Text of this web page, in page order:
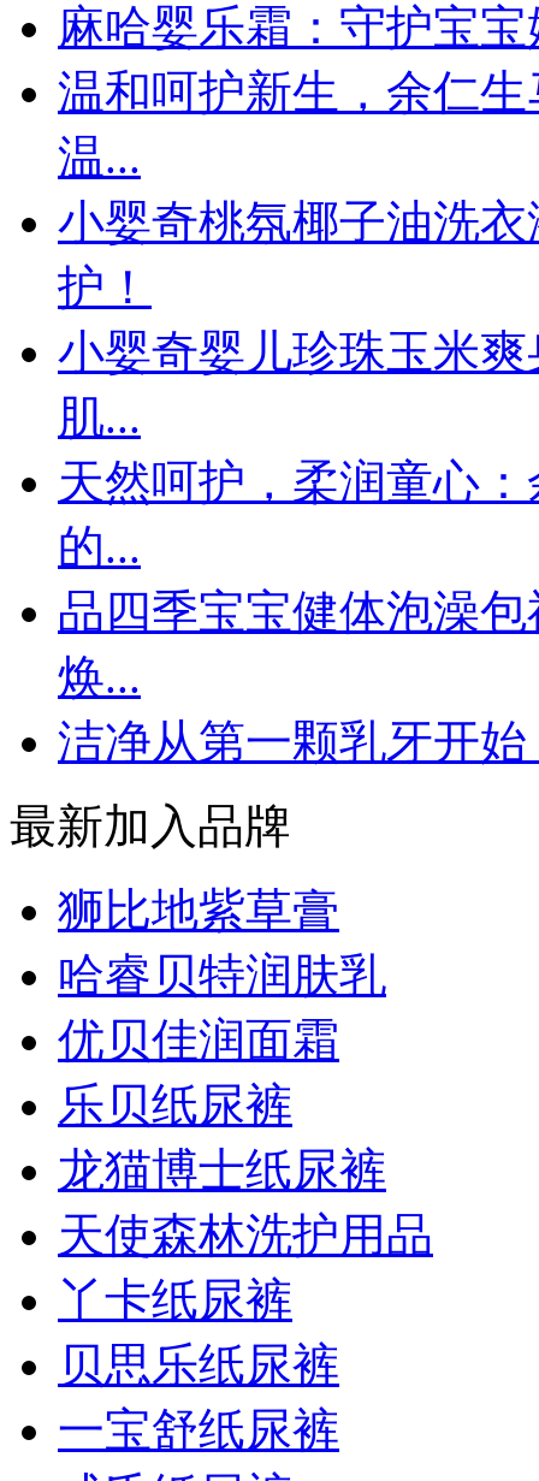
麻哈婴乐霜：守护宝
温和呵护新生，余仁
温...
小婴奇桃氛椰子油洗
护！
小婴奇婴儿珍珠玉米
肌...
天然呵护，柔润童心
的...
品四季宝宝健体泡澡
焕...
洁净从第一颗乳牙开
最新加入品牌
狮比地紫草膏
哈睿贝特润肤乳
优贝佳润面霜
乐贝纸尿裤
龙猫博士纸尿裤
天使森林洗护用品
丫卡纸尿裤
贝思乐纸尿裤
一宝舒纸尿裤